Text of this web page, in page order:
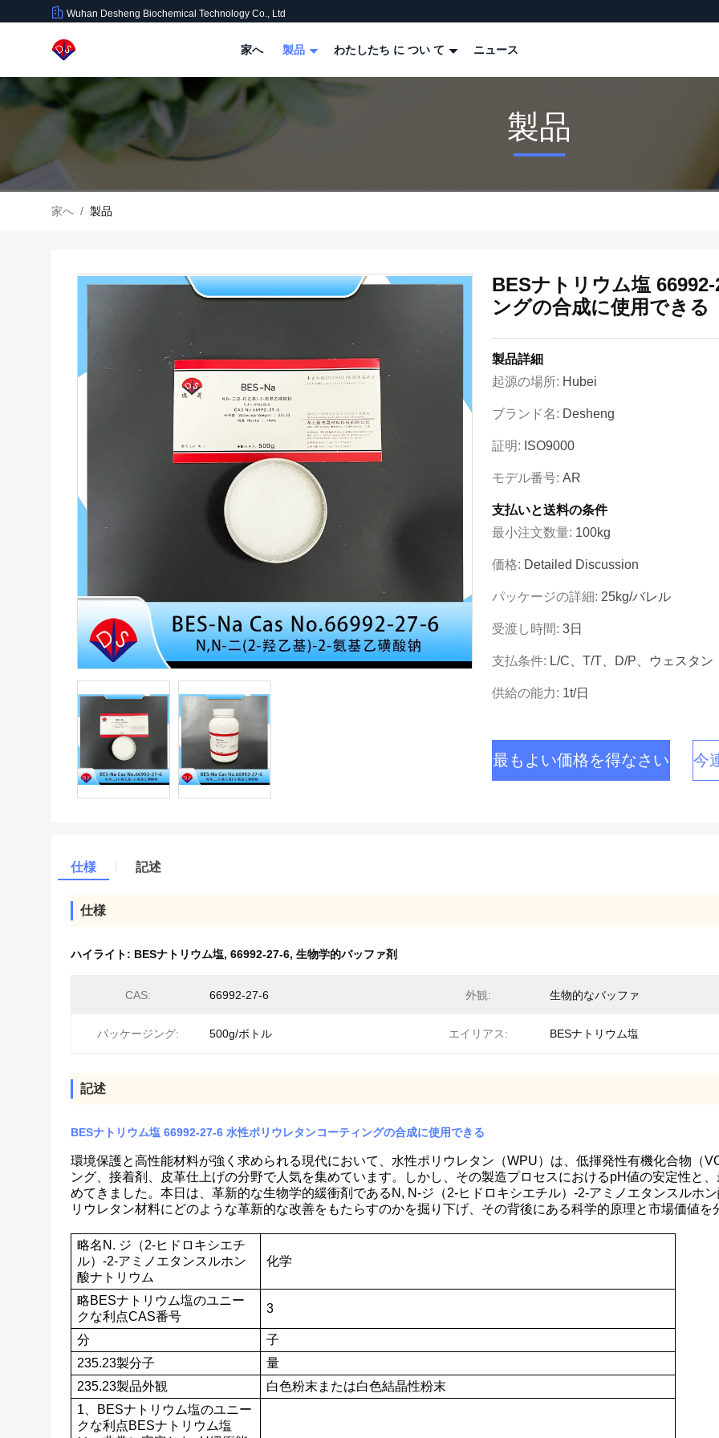
Wuhan Desheng Biochemical Technology Co., Ltd
家へ 製品 わたしたち に つい て ニュース
製品
家へ / 製品
BESナトリウム塩
ングの合成に使用できる
製品詳細
起源の場所: Hubei
ブランド名: Desheng
証明: ISO9000
モデル番号: AR
支払いと送料の条件
最小注文数量: 100kg
価格: Detailed Discussion
パッケージの詳細: 25kg/バレル
受渡し時間: 3日
支払条件: L/C、T/T、D/P、ウェスタン
供給の能力: 1t/日
最もよい価格を得なさい 今
仕様 記述
仕様
ハイライト: BESナトリウム塩, 66992-27-6, 生物学的バッファ剤
CAS: 66992-27-6 外観: 生物的なバッファ
パッケージング: 500g/ボトル エイリアス: BESナトリウム塩
記述
BESナトリウム塩 66992-27-6 水性ポリウレタンコーティングの合成に使用できる
環境保護と高性能材料が強く求められる現代において、水性ポリウレタン（WPU）は、低揮発性有機化合物（
ング、接着剤、皮革仕上げの分野で人気を集めています。しかし、その製造プロセスにおけるpH値の安定性と
めてきました。本日は、革新的な生物学的緩衝剤であるN, N-ジ（2-ヒドロキシエチル）-2-アミノエタンスルホ
リウレタン材料にどのような革新的な改善をもたらすのかを掘り下げ、その背後にある科学的原理と市場価値を
略名 N. ジ（2-ヒドロキシエチ
ル）-2-アミノエタンスルホン
酸ナトリウム
化学
略BESナトリウム塩のユニー
クな利点CAS番号
3
分
子
235.23製分子
量
235.23製品外観
白色粉末または白色結晶性粉末
1
BESナトリウム塩のユニー
クな利点BESナトリウム塩